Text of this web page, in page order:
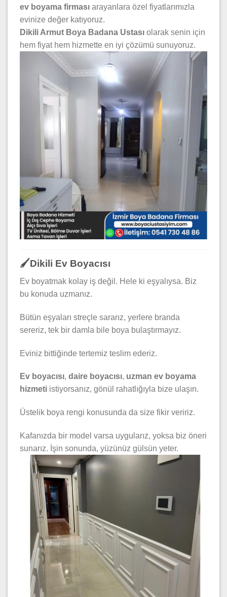
ev boyama firması arayanlara özel fiyatlarımızla
evinize değer katıyoruz.
Dikili Armut Boya Badana Ustası olarak senin için
hem fiyat hem hizmette en iyi çözümü sunuyoruz.
🖌️Dikili Ev Boyacısı
Ev boyatmak kolay iş değil. Hele ki eşyalıysa. Biz
bu konuda uzmanız.
Bütün eşyaları streçle sararız, yerlere branda
sereriz, tek bir damla bile boya bulaştırmayız.
Eviniz bittiğinde tertemiz teslim ederiz.
Ev boyacısı, daire boyacısı, uzman ev boyama
hizmeti istiyorsanız, gönül rahatlığıyla bize ulaşın.
Üstelik boya rengi konusunda da size fikir veririz.
Kafanızda bir model varsa uygularız, yoksa biz öneri
sunarız. İşin sonunda, yüzünüz gülsün yeter.